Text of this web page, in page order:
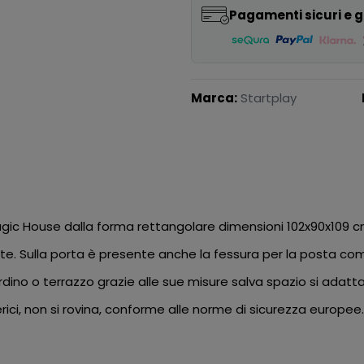
Pagamenti sicuri e
Marca: Startplay
House dalla forma rettangolare dimensioni 102x90x109
porta è presente anche la fessura per la posta
o terrazzo grazie alle sue misure salva spazio si
non si rovina, conforme alle norme di sicurezza europee.